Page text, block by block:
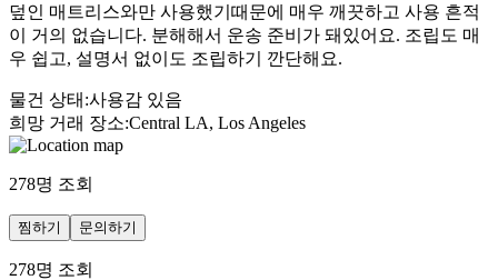
덮인 매트리스와만 사용했기때문에 매우 깨끗하고 사용 흔적
이 거의 없습니다. 분해해서 운송 준비가 돼있어요. 조립도 매
우 쉽고, 설명서 없이도 조립하기 깐단해요.
물건 상태 :사용감 있음
희망 거래 장소:Central LA, Los Angeles
278명 조회
찜하기 문의하기
278명 조회